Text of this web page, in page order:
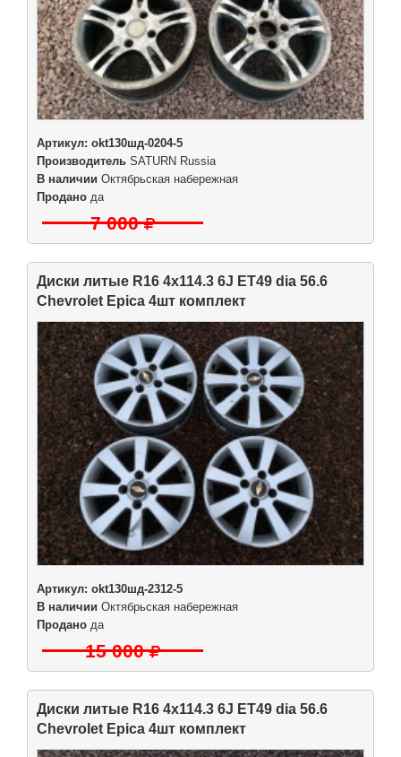
Артикул: okt130шд-0204-5
Производитель SATURN Russia
В наличии Октябрьская набережная
Продано да
7 000
Диски литые R16 4x114.3 6J ET49 dia 56.6
Chevrolet Epica 4шт комплект
Артикул: okt130шд-2312-5
В наличии Октябрьская набережная
Продано да
15 000
Диски литые R16 4x114.3 6J ET49 dia 56.6
Chevrolet Epica 4шт комплект